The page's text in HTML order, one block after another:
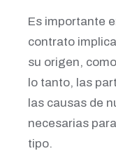
Es importante
contrato
su origen,
lo tanto, las
las causas de
necesarias
tipo.